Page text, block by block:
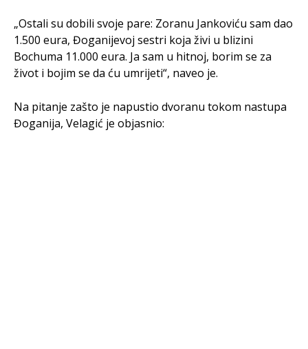
„Ostali su dobili svoje pare: Zoranu Jankoviću sam dao
1.500 eura, Đoganijevoj sestri koja živi u blizini
Bochuma 11.000 eura. Ja sam u hitnoj, borim se za
život i bojim se da ću umrijeti“, naveo je.
Na pitanje zašto je napustio dvoranu tokom nastupa
Đoganija, Velagić je objasnio: